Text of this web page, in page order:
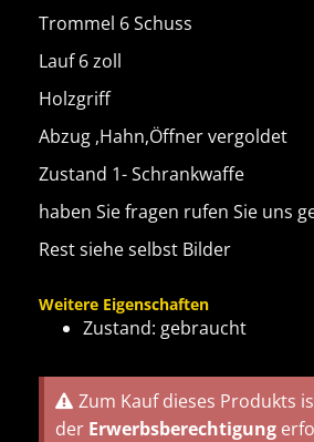
Trommel 6 Schuss
Lauf 6 zoll
Holzgriff
Abzug ,Hahn,Öffner vergoldet
Zustand 1- Schrankwaffe
haben Sie fragen rufen Sie uns
Rest siehe selbst Bilder
Weitere Eigenschaften
Zustand: gebraucht
Zum Kauf dieses Produkts
der Erwerbsberechtigung